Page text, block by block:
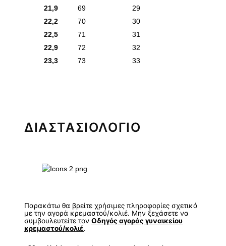
21,9
69
29
22,2
70
30
22,5
71
31
22,9
72
32
23,3
73 33
ΔΙΑΣΤΑΣΙΟΛΟΓΙΟ
Παρακάτω θα βρείτε χρήσιμες πληροφορίες σχετικά
με την αγορά κρεμαστού/κολιέ. Μην ξεχάσετε να
συμβουλευτείτε τον Οδηγός αγοράς γυναικείου
κρεμαστού/κολιέ.